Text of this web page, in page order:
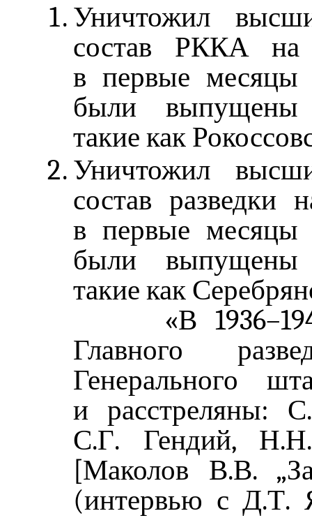
Уничтожил
состав РККА на
в первые месяцы
были выпущены
такие как
Уничтожил
состав разведки
в первые месяцы
были выпущены
такие как
«В 1936–1940
Главного
Генерального
и расстреляны:
С.Г. Гендий,
[Маколов В.В.
(интервью с